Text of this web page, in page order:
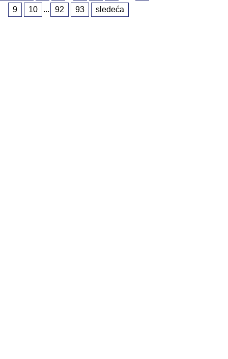
9
10 ... 92 93 sledeća